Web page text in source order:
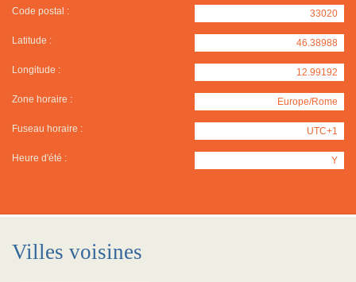
Code postal : 33020
Latitude : 46.38988
Longitude : 12.99192
Zone horaire : Europe/Rome
Fuseau horaire : UTC+1
Heure d'été : Y
Villes voisines